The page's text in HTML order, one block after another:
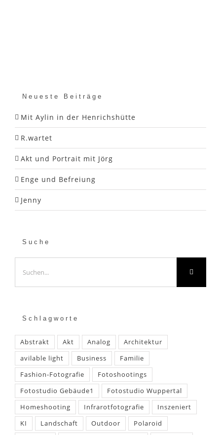
Neueste Beiträge
Mit Aylin in der Henrichshütte
R.wartet
Akt und Portrait mit Jörg
Enge und Befreiung
Jenny
Suche
nach:
Schlagworte
Abstrakt Akt Analog
Architektur
avilable light
Business
Familie
Fashion-Fotografie
Fotoshootings
Fotostudio Gebäude1
Fotostudio Wuppertal
Homeshooting
Infrarotfotografie
Inszeniert
KI
Landschaft Outdoor
Polaroid